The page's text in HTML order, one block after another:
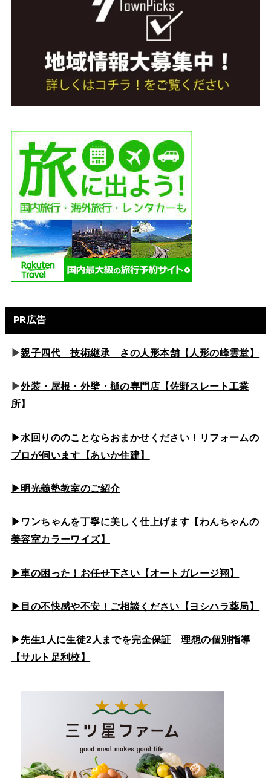
PR広告
▶親子四代 技術継承 さの人形本舗【人形の峰雲堂】
▶外装・屋根・外壁・樋の専門店【佐野スレート工業
所】
▶水回りののことならおまかせください！リフォームの
プロが伺います【あいか住建】
▶明光義塾教室のご紹介
▶ワンちゃんを丁寧に美しく仕上げます【わんちゃんの
美容室カラーワイズ】
▶車の困った！お任せ下さい【オートガレージ翔】
▶目の不快感や不安！ご相談ください【ヨシハラ薬局】
▶先生1人に生徒2人までを完全保証 理想の個別指導
【サルト足利校】